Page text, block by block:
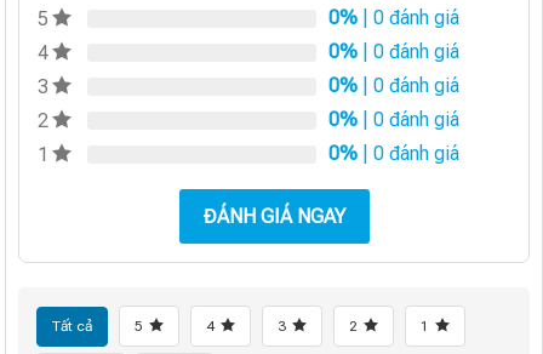
5 0% | 0 đánh giá
4
0% | 0 đánh giá
3
0% | 0 đánh giá
2
0% | 0 đánh giá
1
0% | 0 đánh giá
ĐÁNH GIÁ NGAY
Tất cả 5 4 3 2 1